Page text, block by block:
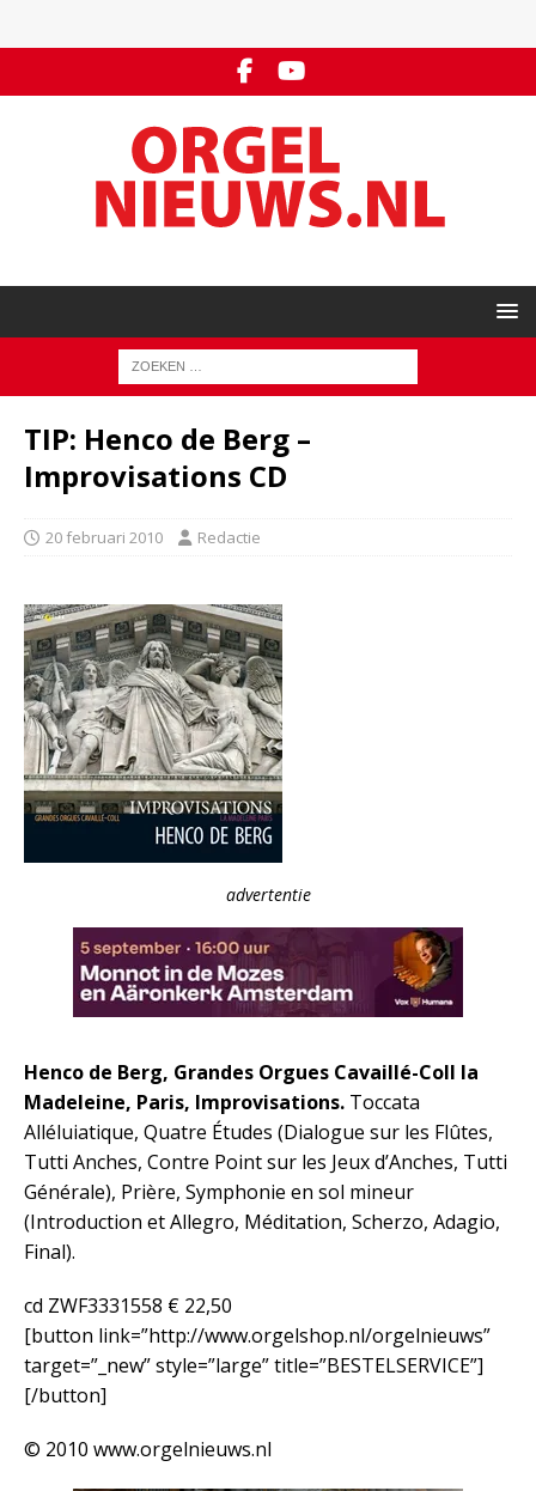
TIP: Henco de Berg –
Improvisations CD
20 februari 2010 Redactie
advertentie
Henco de Berg, Grandes Orgues Cavaillé-Coll la
Madeleine, Paris, Improvisations. Toccata
Alléluiatique, Quatre Études (Dialogue sur les Flûtes,
Tutti Anches, Contre Point sur les Jeux d’Anches, Tutti
Générale), Prière, Symphonie en sol mineur
(Introduction et Allegro, Méditation, Scherzo, Adagio,
Final).
cd ZWF3331558 € 22,50
[button link=”http://www.orgelshop.nl/orgelnieuws”
target=”_new” style=”large” title=”BESTELSERVICE”]
[/button]
© 2010 www.orgelnieuws.nl